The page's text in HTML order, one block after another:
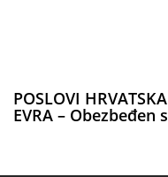
POSLOVI
EVRA –